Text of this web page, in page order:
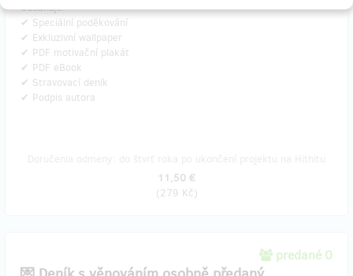
Obsahuje:
✔ Speciální poděkování
✔ Exkluzivní wallpaper
✔ PDF motivační plakát
✔ PDF eBook
✔ Stravovací deník
✔ Podpis autora
11,50 €
(279 Kč)
predané 0